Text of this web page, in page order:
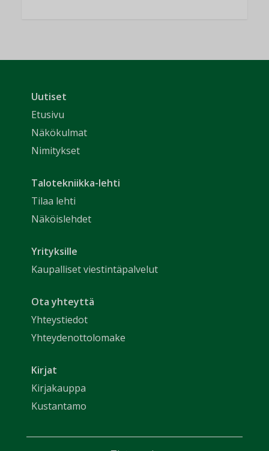
Uutiset
Etusivu
Näkökulmat
Nimitykset
Talotekniikka-lehti
Tilaa lehti
Näköislehdet
Yrityksille
Kaupalliset viestintäpalvelut
Ota yhteyttä
Yhteystiedot
Yhteydenottolomake
Kirjat
Kirjakauppa
Kustantamo